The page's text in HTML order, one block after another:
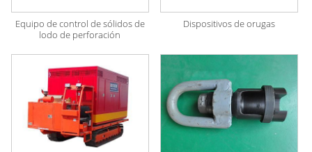
Equipo de control de sólidos de
lodo de perforación
Dispositivos de orugas